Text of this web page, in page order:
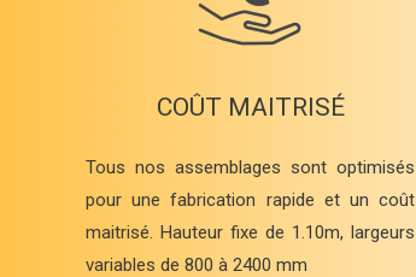
COÛT MAITRISÉ
Tous nos assemblages sont optimisés
pour une fabrication rapide et un coût
maitrisé. Hauteur fixe de 1.10m, largeurs
variables de 800 à 2400 mm